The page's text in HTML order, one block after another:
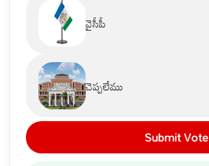
వైసీపీ
చెప్పలేము
Submit Vote